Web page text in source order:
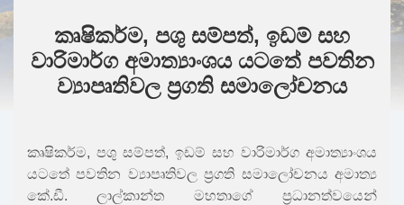
කෘෂිකර්ම, පශු සම්පත්, ඉඩම් සහ
වාරිමාර්ග අමාත්‍යාංශය යටතේ පවතින
ව්‍යාපෘතිවල ප්‍රගති සමාලෝචනය
කෘෂිකර්ම, පශු සම්පත්, ඉඩම් සහ වාරිමාර්ග අමාත්‍යාංශය
යටතේ පවතින ව්‍යාපෘතිවල ප්‍රගති සමාලෝචනය අමාත්‍ය
කේ.ඩී. ලාල්කාන්ත මහතාගේ ප්‍රධානත්වයෙන්